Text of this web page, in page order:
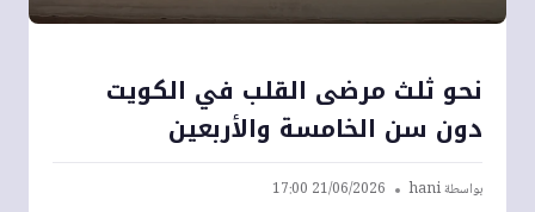
نحو ثلث مرضى القلب في الكويت
دون سن الخامسة والأربعين
بواسطةhani
21/06/2026 17:00